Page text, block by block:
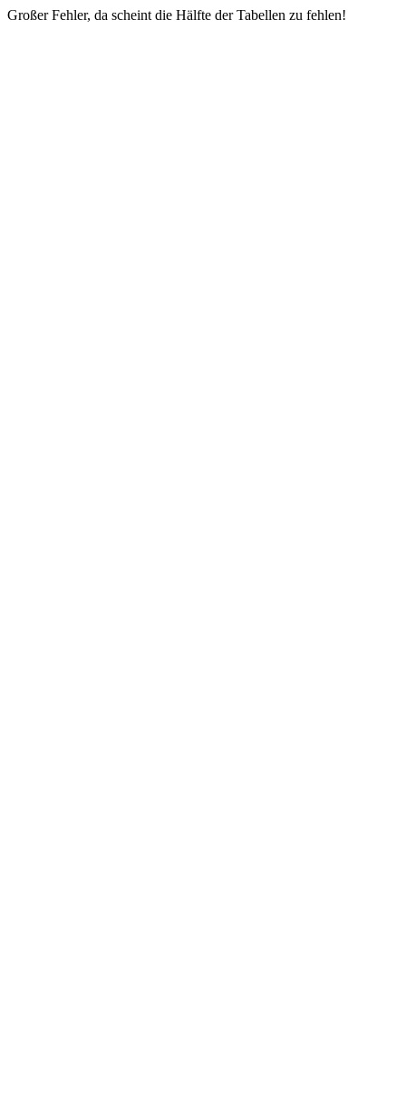
Großer Fehler, da scheint die Hälfte der Tabellen zu fehlen!